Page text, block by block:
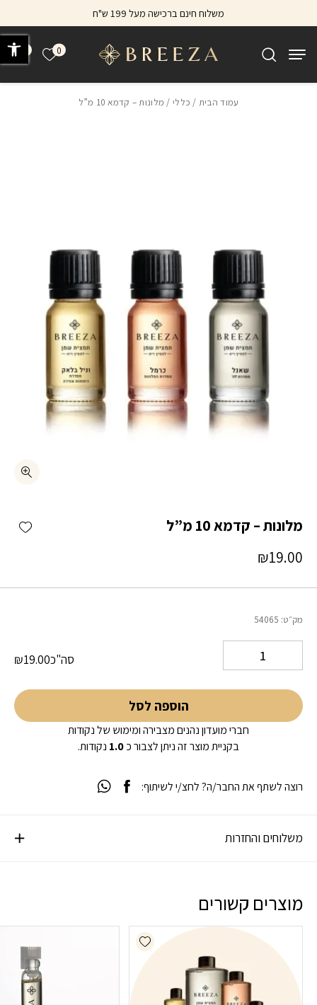
משלוח חינם ברכישה מעל 199 ש"ח
0 הרשימה
עמוד הבית / כללי / מלונות – קדמא 10 מ”ל
מלונות – קדמא 10 מ”ל
₪19.00
מק״ט: 54065
סה"כ ₪19.00
הוספה לסל
חברי מועדון נהנים מצבירה ומימוש של נקודות
בקניית מוצר זה ניתן לצבור כ1.0 נקודות.
משלוחים והחזרות
רוצה לשתף את החבר/ה? לחצ/י לשיתוף:
מוצרים קשורים
Add wishlist